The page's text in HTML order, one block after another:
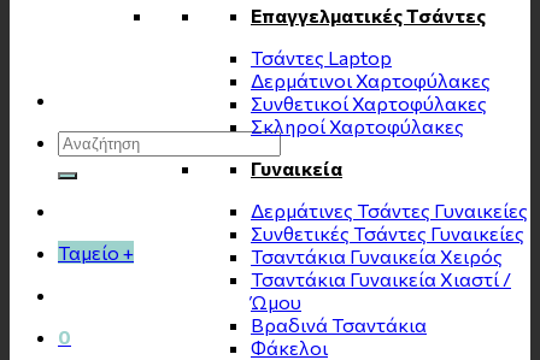
Αναζήτηση
για:
Ταμείο +
0
Επαγγελματικές Τσάντες
Τσάντες Laptop
Δερμάτινοι Χαρτοφύλακες
Συνθετικοί Χαρτοφύλακες
Σκληροί Χαρτοφύλακες
Γυναικεία
Δερμάτινες Τσάντες Γυναικείες
Συνθετικές Τσάντες Γυναικείες
Τσαντάκια Γυναικεία Χειρός
Τσαντάκια Γυναικεία Χιαστί /
Ώμου
Βραδινά Τσαντάκια
Φάκελοι